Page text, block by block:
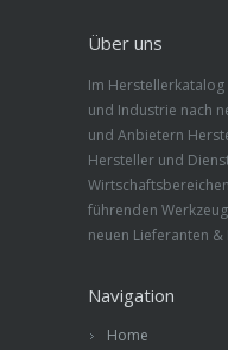
Über uns
Im Herstellerkatalog
und Industrie nach
und Anbietern
Hersteller und
führenden
neuen Lieferanten
Navigation
Home